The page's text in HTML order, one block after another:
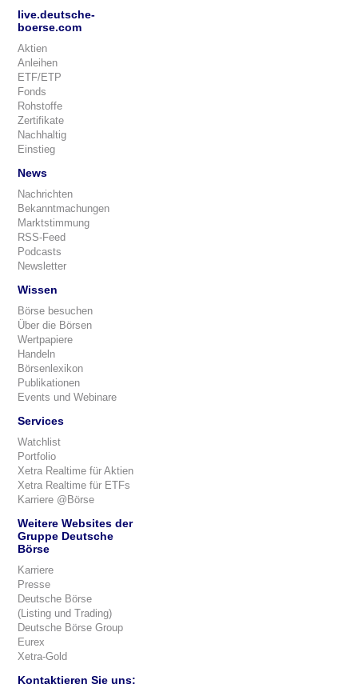
live.deutsche-
boerse.com
Aktien
Anleihen
ETF/ETP
Fonds
Rohstoffe
Zertifikate
Nachhaltig
Einstieg
News
Nachrichten
Bekanntmachungen
Marktstimmung
RSS-Feed
Podcasts
Newsletter
Wissen
Börse besuchen
Über die Börsen
Wertpapiere
Handeln
Börsenlexikon
Publikationen
Events und Webinare
Services
Watchlist
Portfolio
Xetra Realtime für Aktien
Xetra Realtime für ETFs
Karriere @Börse
Weitere Websites der
Gruppe Deutsche
Börse
Karriere
Presse
Deutsche Börse
(Listing und Trading)
Deutsche Börse Group
Eurex
Xetra-Gold
Kontaktieren Sie uns: